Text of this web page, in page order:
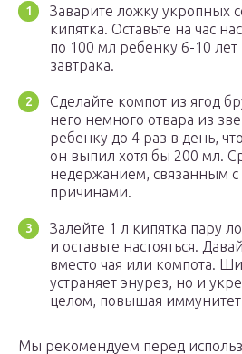
Заварите ложку укропных
кипятка. Оставьте на час
по 100 мл ребенку 6-10 лет
завтрака.
Сделайте компот из ягод
него немного отвара из
ребенку до 4 раз в день,
он выпил хотя бы 200 мл.
недержанием, связанным с
причинами.
Залейте 1 л кипятка пару
и оставьте настояться.
вместо чая или компота.
устраняет энурез, но и
целом, повышая
Мы рекомендуем перед